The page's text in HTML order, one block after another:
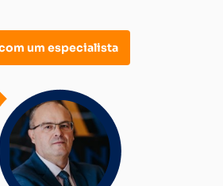
um especialista